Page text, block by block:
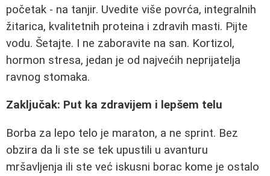
početak - na tanjir. Uvedite više povrća, integralnih
žitarica, kvalitetnih proteina i zdravih masti. Pijte
vodu. Šetajte. I ne zaboravite na san. Kortizol,
hormon stresa, jedan je od najvećih neprijatelja
ravnog stomaka.
Zaključak: Put ka zdravijem i lepšem telu
Borba za lepo telo je maraton, a ne sprint. Bez
obzira da li ste se tek upustili u avanturu
mršavljenja ili ste već iskusni borac kome je ostalo